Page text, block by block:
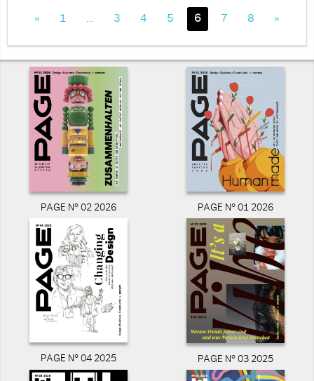
« 1 3 4 5 6 7 8 »
PAGE N° 02 2026 PAGE N° 01 2026
PAGE N° 04 2025 PAGE N° 03 2025